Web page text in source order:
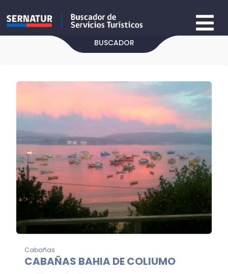
BUSCADOR
Cabañas
CABAÑAS BAHIA DE COLIUMO